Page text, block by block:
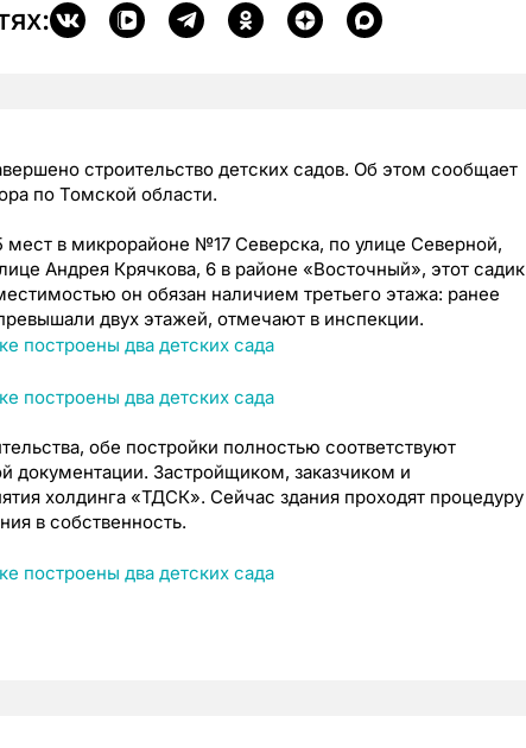
строительство детских садов. Об этом сообщает
по Томской области.
мест в микрорайоне №17 Северска, по улице Северной,
Андрея Крячкова, 6 в районе «Восточный», этот садик
он обязан наличием третьего этажа: ранее
двух этажей, отмечают в инспекции.
обе постройки полностью соответствуют
документации. Застройщиком, заказчиком и
холдинга «ТДСК». Сейчас здания проходят процедуру
в собственность.